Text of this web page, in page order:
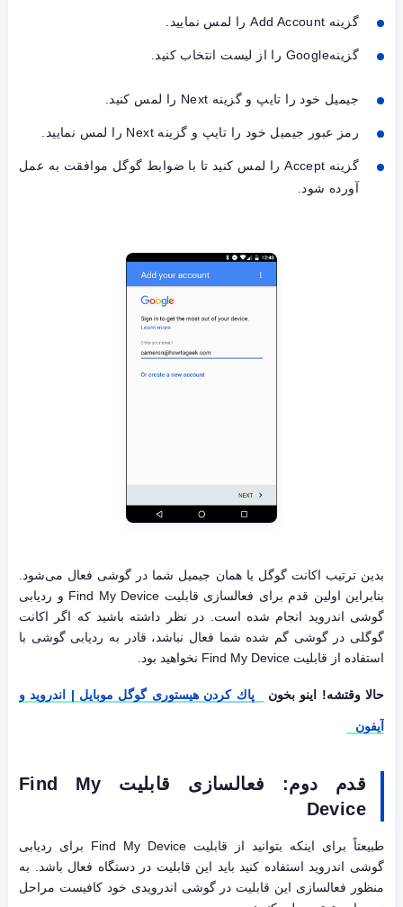
گزینه Add Account را لمس نمایید.
گزینهGoogle را از لیست انتخاب کنید.
جیمیل خود را تایپ و گزینه Next را لمس کنید.
رمز عبور جیمیل خود را تایپ و گزینه Next را لمس نمایید.
گزینه Accept را لمس کنید تا با ضوابط گوگل موافقت به عمل
آورده شود.
بدین ترتیب اکانت گوگل یا همان جیمیل شما در گوشی فعال می‌شود.
بنابراین اولین قدم برای فعالسازی قابلیت Find My Device و ردیابی
گوشی اندروید انجام شده است. در نظر داشته باشید که اگر اکانت
گوگلی در گوشی گم شده شما فعال نباشد، قادر به ردیابی گوشی با
استفاده از قابلیت Find My Device نخواهید بود.
حالا وقتشه! اینو بخون پاك كردن هيستوری گوگل موبایل | اندروید و
آیفون
قدم دوم: فعالسازی قابلیت Find My
Device
طبیعتاً برای اینکه بتوانید از قابلیت Find My Device برای ردیابی
گوشی اندروید استفاده کنید باید این قابلیت در دستگاه فعال باشد. به
منظور فعالسازی این قابلیت در گوشی اندرویدی خود کافیست مراحل